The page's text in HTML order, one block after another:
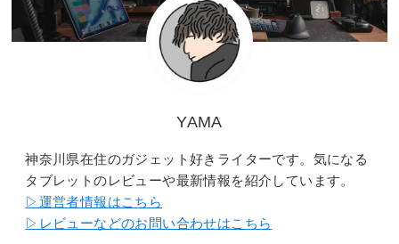
YAMA
神奈川県在住のガジェット好きライターです。気になる
タブレットのレビューや最新情報を紹介しています。
▷運営者情報はこちら
▷レビューなどのお問い合わせはこちら